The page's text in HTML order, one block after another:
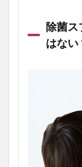
除菌ス
はない